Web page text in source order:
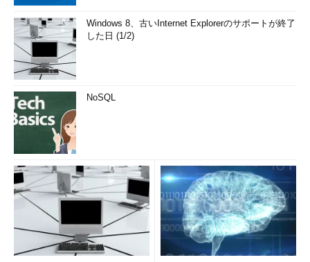
Windows 8、古いInternet Explorerのサポートが終了
した日 (1/2)
NoSQL